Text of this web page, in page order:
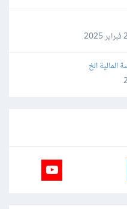
الخ